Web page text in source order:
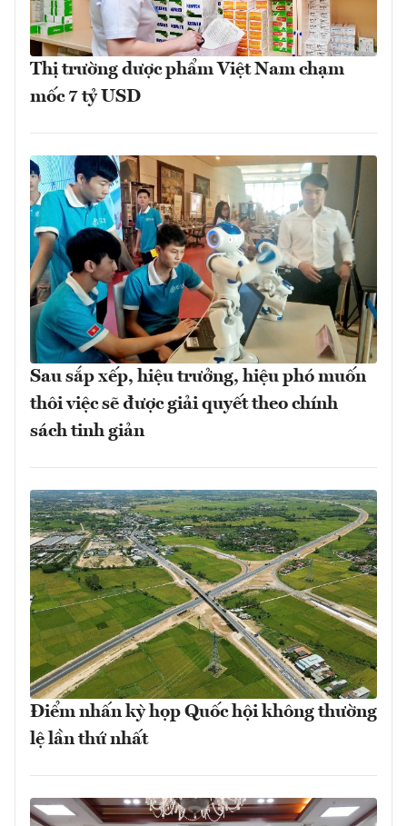
Thị trường dược phẩm Việt Nam chạm
mốc 7 tỷ USD
Sau sắp xếp, hiệu trưởng, hiệu phó muốn
thôi việc sẽ được giải quyết theo chính
sách tinh giản
Điểm nhấn kỳ họp Quốc hội không thường
lệ lần thứ nhất